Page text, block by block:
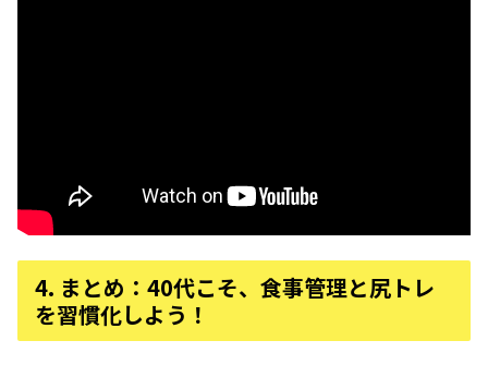
4. まとめ：40代こそ、食事管理と尻トレ
を習慣化しよう！